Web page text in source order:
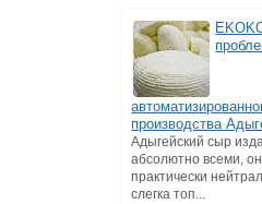
производства
Адыгейский сыр
абсолютно всеми,
практически
слегка топ...